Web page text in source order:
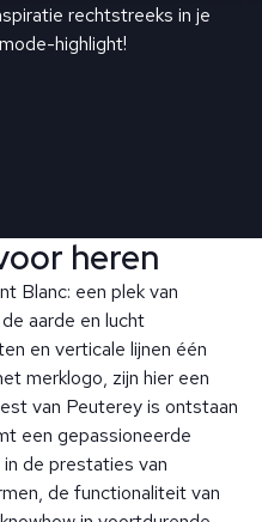
rechtstreeks in je
highlight!
heren
Blanc: een plek van
aarde en lucht
en verticale lijnen één
merklogo, zijn hier een
van Peuterey is ontstaan
een gepassioneerde
in de prestaties van
de functionaliteit van